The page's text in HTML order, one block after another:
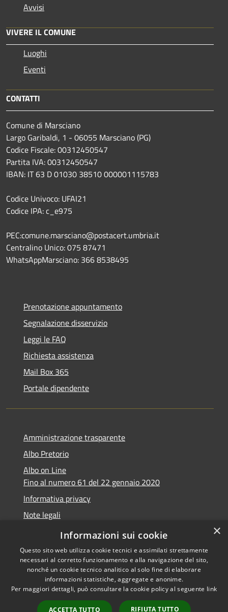
Avvisi
VIVERE IL COMUNE
Luoghi
Eventi
CONTATTI
Comune di Marsciano
Largo Garibaldi, 1 - 06055 Marsciano (PG)
Codice Fiscale: 00312450547
Partita IVA: 00312450547
IBAN: IT 63 D 01030 38510 000001115783
Codice Univoco: UFAI21
Codice IPA: c_e975
PEC:comune.marsciano@postacert.umbria.it
Centralino Unico: 075 87471
WhatsAppMarsciano: 366 8538495
Prenotazione appuntamento
Segnalazione disservizio
Leggi le FAQ
Richiesta assistenza
Mail Box 365
Portale dipendente
Amministrazione trasparente
Albo Pretorio
Albo on Line
Fino al numero 61 del 22 gennaio 2020
Informativa privacy
Note legali
Dichiarazione di accessibilità
Accessibilità
Copyright © 2026 • Comune di
Marsciano • Powered by
Municipium• Accesso
×
Informazioni sui cookie
Questo sito web utilizza cookie tecnici e assimilati strettamente
necessari al corretto funzionamento e alla navigazione del sito,
nonché un cookie tecnico analitico al solo fine di elaborare
informazioni statistiche, aggregate e anonime.
Per maggiori dettagli, può consultare la cookie policy al seguente link
ACCETTA TUTTO RIFIUTA TUTTO